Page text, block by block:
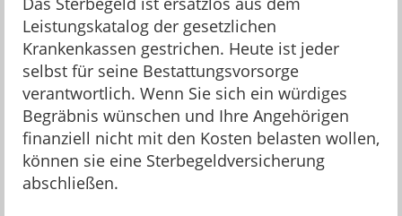
Leistungskatalog der gesetzlichen
Krankenkassen gestrichen. Heute ist jeder
selbst für seine Bestattungsvorsorge
verantwortlich. Wenn Sie sich ein würdiges
Begräbnis wünschen und Ihre Angehörigen
finanziell nicht mit den Kosten belasten wollen,
können sie eine Sterbegeldversicherung
abschließen.